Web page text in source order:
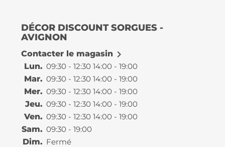
DÉCOR DISCOUNT SORGUES -
AVIGNON
Contacter le magasin 
Lun. 09:30 - 12:30 14:00 - 19:00
Mar. 09:30 - 12:30 14:00 - 19:00
Mer. 09:30 - 12:30 14:00 - 19:00
Jeu. 09:30 - 12:30 14:00 - 19:00
Ven. 09:30 - 12:30 14:00 - 19:00
Sam. 09:30 - 19:00
Dim. Fermé